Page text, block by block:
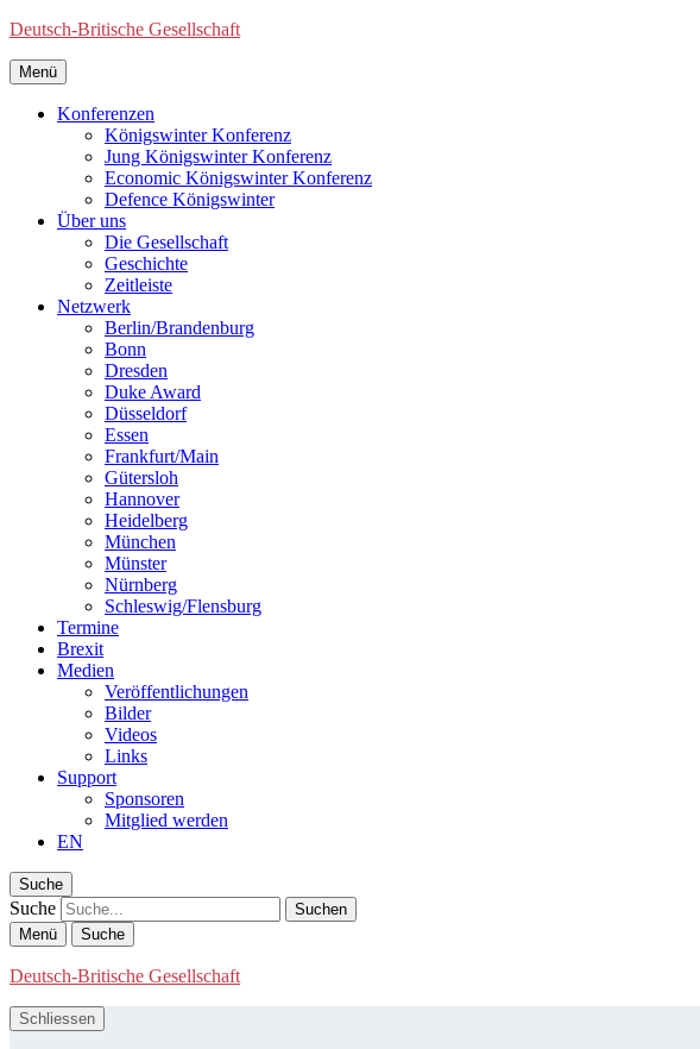
Deutsch-Britische Gesellschaft
Menü
Konferenzen
Königswinter Konferenz
Jung Königswinter Konferenz
Economic Königswinter Konferenz
Defence Königswinter
Über uns
Die Gesellschaft
Geschichte
Zeitleiste
Netzwerk
Berlin/Brandenburg
Bonn
Dresden
Duke Award
Düsseldorf
Essen
Frankfurt/Main
Gütersloh
Hannover
Heidelberg
München
Münster
Nürnberg
Schleswig/Flensburg
Termine
Brexit
Medien
Veröffentlichungen
Bilder
Videos
Links
Support
Sponsoren
Mitglied werden
EN
Suche
Suche
Menü Suche
Deutsch-Britische Gesellschaft
Schliessen